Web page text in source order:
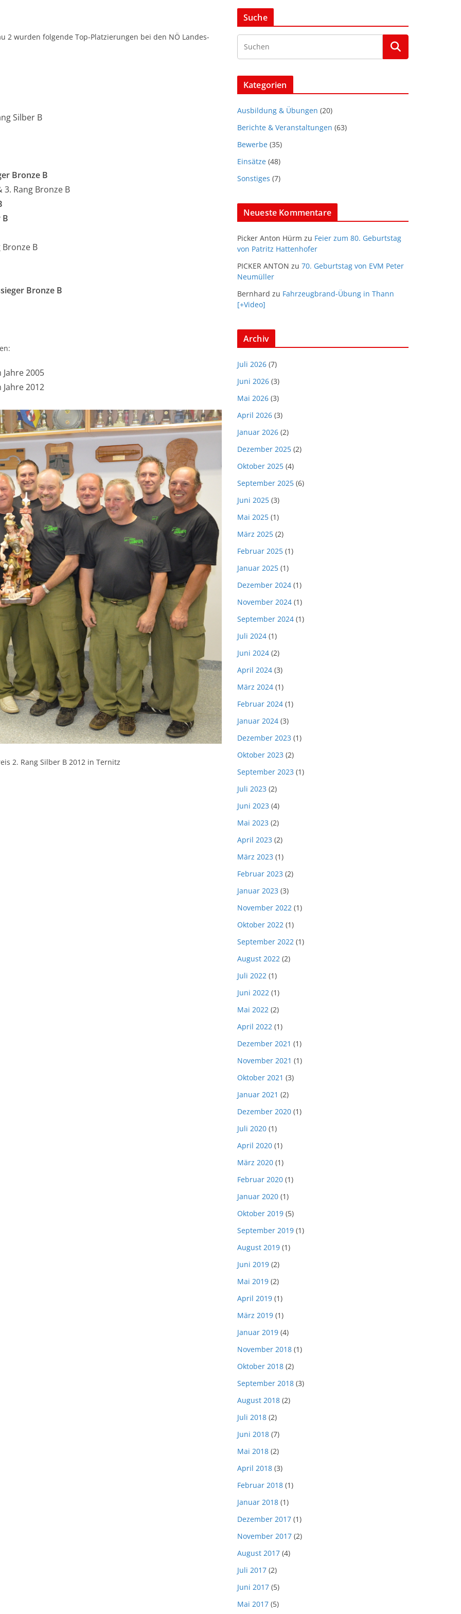
2 wurden folgende Top-Platzierungen bei den NÖ Landes-
Silber B
Bronze B
3. Rang Bronze B
B
Bronze B
Bronze B
2005
2012
2. Rang Silber B 2012 in Ternitz
Suche
Kategorien
Ausbildung & Übungen (20)
Berichte & Veranstaltungen (63)
Bewerbe (35)
Einsätze (48)
Sonstiges (7)
Neueste Kommentare
Picker Anton Hürm zu Feier zum 80. Geburtstag
von Patritz Hattenhofer
PICKER ANTON zu 70. Geburtstag von EVM Peter
Neumüller
Bernhard zu Fahrzeugbrand-Übung in Thann
[+Video]
Archiv
Juli 2026 (7)
Juni 2026 (3)
Mai 2026 (3)
April 2026 (3)
Januar 2026 (2)
Dezember 2025 (2)
Oktober 2025 (4)
September 2025 (6)
Juni 2025 (3)
Mai 2025 (1)
März 2025 (2)
Februar 2025 (1)
Januar 2025 (1)
Dezember 2024 (1)
November 2024 (1)
September 2024 (1)
Juli 2024 (1)
Juni 2024 (2)
April 2024 (3)
März 2024 (1)
Februar 2024 (1)
Januar 2024 (3)
Dezember 2023 (1)
Oktober 2023 (2)
September 2023 (1)
Juli 2023 (2)
Juni 2023 (4)
Mai 2023 (2)
April 2023 (2)
März 2023 (1)
Februar 2023 (2)
Januar 2023 (3)
November 2022 (1)
Oktober 2022 (1)
September 2022 (1)
August 2022 (2)
Juli 2022 (1)
Juni 2022 (1)
Mai 2022 (2)
April 2022 (1)
Dezember 2021 (1)
November 2021 (1)
Oktober 2021 (3)
Januar 2021 (2)
Dezember 2020 (1)
Juli 2020 (1)
April 2020 (1)
März 2020 (1)
Februar 2020 (1)
Januar 2020 (1)
Oktober 2019 (5)
September 2019 (1)
August 2019 (1)
Juni 2019 (2)
Mai 2019 (2)
April 2019 (1)
März 2019 (1)
Januar 2019 (4)
November 2018 (1)
Oktober 2018 (2)
September 2018 (3)
August 2018 (2)
Juli 2018 (2)
Juni 2018 (7)
Mai 2018 (2)
April 2018 (3)
Februar 2018 (1)
Januar 2018 (1)
Dezember 2017 (1)
November 2017 (2)
August 2017 (4)
Juli 2017 (2)
Juni 2017 (5)
Mai 2017 (5)